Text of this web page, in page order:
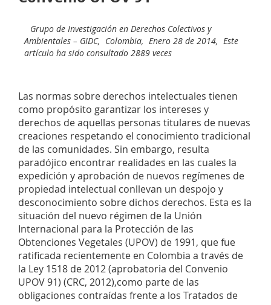
Grupo de Investigación en Derechos Colectivos y
Ambientales – GIDC, Colombia, Enero 28 de 2014, Este
artículo ha sido consultado 2889 veces
Las normas sobre derechos intelectuales tienen
como propósito garantizar los intereses y
derechos de aquellas personas titulares de nuevas
creaciones respetando el conocimiento tradicional
de las comunidades. Sin embargo, resulta
paradójico encontrar realidades en las cuales la
expedición y aprobación de nuevos regímenes de
propiedad intelectual conllevan un despojo y
desconocimiento sobre dichos derechos. Esta es la
situación del nuevo régimen de la Unión
Internacional para la Protección de las
Obtenciones Vegetales (UPOV) de 1991, que fue
ratificada recientemente en Colombia a través de
la Ley 1518 de 2012 (aprobatoria del Convenio
UPOV 91) (CRC, 2012),como parte de las
obligaciones contraídas frente a los Tratados de